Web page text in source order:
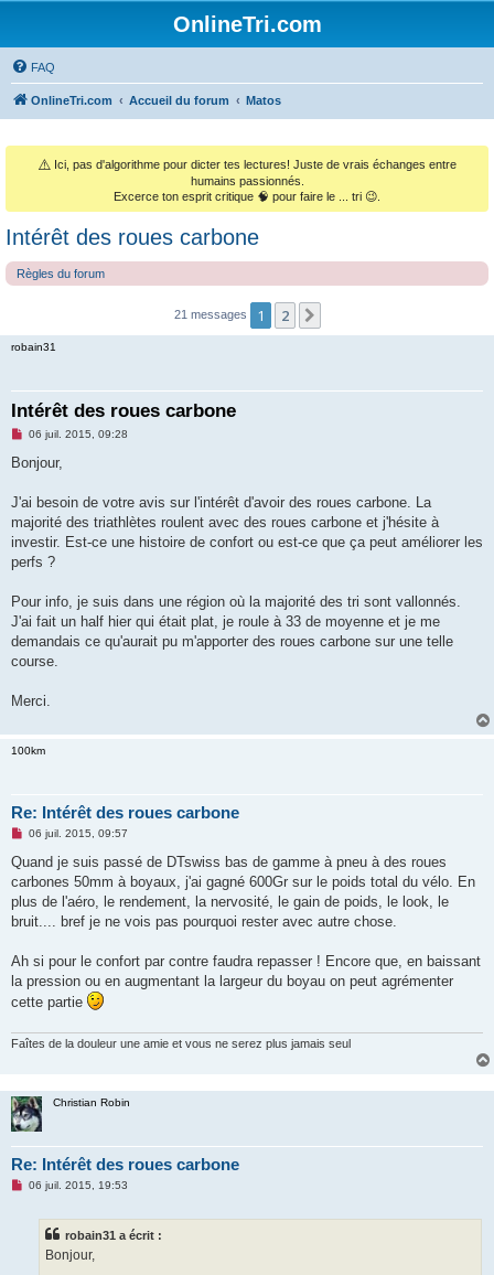
OnlineTri.com
FAQ
OnlineTri.com Accueil du forum Matos
⚠️ Ici, pas d'algorithme pour dicter tes lectures! Juste de vrais échanges entre
humains passionnés.
Excerce ton esprit critique 🧠 pour faire le ... tri 😉.
Intérêt des roues carbone
Règles du forum
21 messages 1 2
robain31
Intérêt des roues carbone
M
s
g
n
o
l
06 juil. 2015, 09:28
Bonjour,
J'ai besoin de votre avis sur l'intérêt d'avoir des roues carbone. La
majorité des triathlètes roulent avec des roues carbone et j'hésite à
investir. Est-ce une histoire de confort ou est-ce que ça peut améliorer les
perfs ?
Pour info, je suis dans une région où la majorité des tri sont vallonnés.
J'ai fait un half hier qui était plat, je roule à 33 de moyenne et je me
demandais ce qu'aurait pu m'apporter des roues carbone sur une telle
course.
Merci.
100km
Re: Intérêt des roues carbone
M
s
a
g
n
l
u
06 juil. 2015, 09:57
Quand je suis passé de DTswiss bas de gamme à pneu à des roues
carbones 50mm à boyaux, j'ai gagné 600Gr sur le poids total du vélo. En
plus de l'aéro, le rendement, la nervosité, le gain de poids, le look, le
bruit.... bref je ne vois pas pourquoi rester avec autre chose.
Ah si pour le confort par contre faudra repasser ! Encore que, en baissant
la pression ou en augmentant la largeur du boyau on peut agrémenter
cette partie
Faîtes de la douleur une amie et vous ne serez plus jamais seul
Christian Robin
Re: Intérêt des roues carbone
M06 juil. 2015, 19:53
robain31 a écrit :
Bonjour,